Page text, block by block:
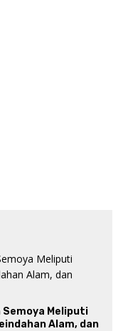
Semoya Meliputi
Alam, dan